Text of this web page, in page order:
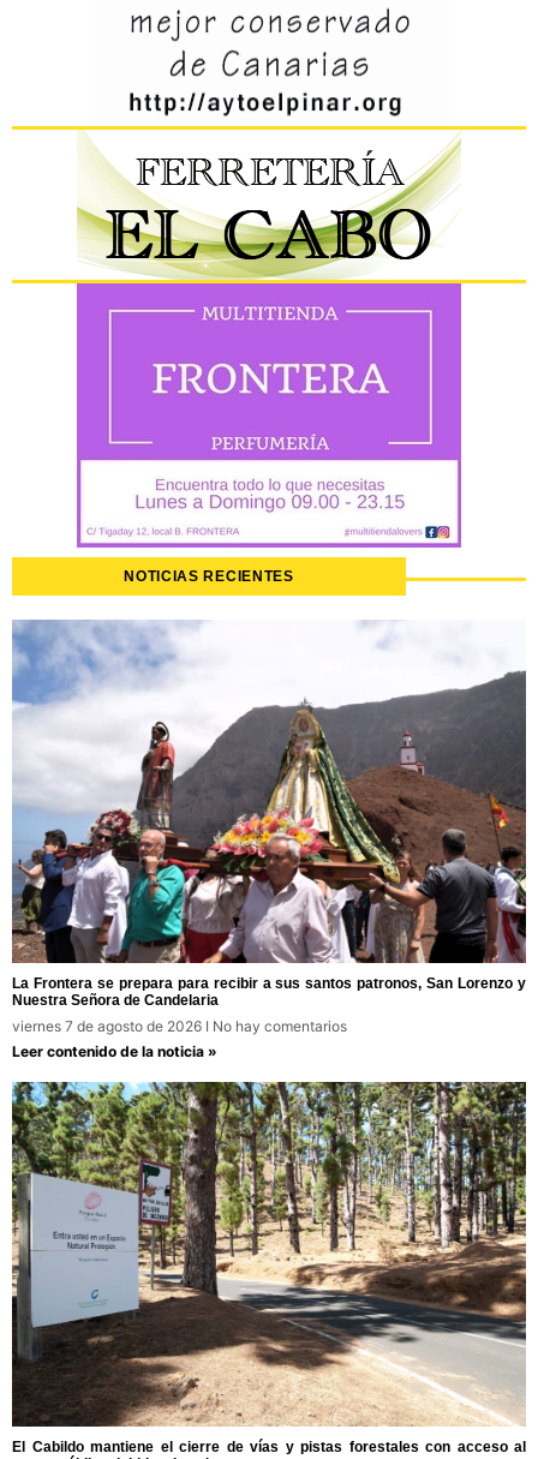
NOTICIAS RECIENTES
La Frontera se prepara para recibir a sus santos patronos, San Lorenzo y
Nuestra Señora de Candelaria
viernes 7 de agosto de 2026
No hay comentarios
Leer contenido de la noticia »
El Cabildo mantiene el cierre de vías y pistas forestales con acceso al